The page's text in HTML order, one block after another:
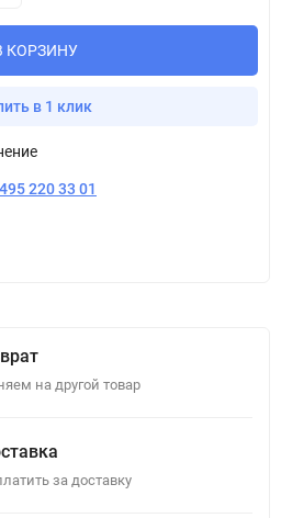
КОРЗИНУ
в 1 клик
220 33 01
на другой товар
за доставку